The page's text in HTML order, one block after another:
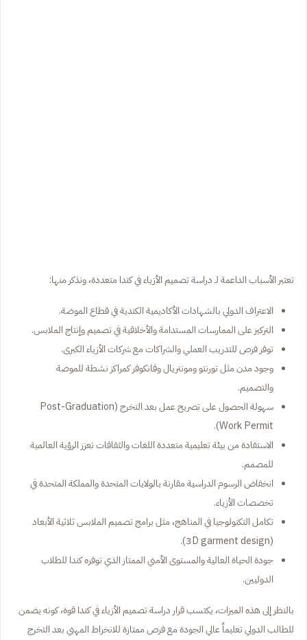
تعتبر الأسباب الداعمة لـ دراسة تصميم الأزياء في كندا متعددة، ونذكر منها:
الاعتراف الدولي بالشهادات الأكاديمية الكندية في قطاع الموضة.
التركيز على الممارسات المستدامة والأخلاقية في تصميم وإنتاج الملابس.
توفر فرص للتدريب العملي والشراكات مع شركات الأزياء الكبرى.
وجود مدن مثل تورنتو ومونتريال وفانكوفر كمراكز نشطة للموضة
والتصميم.
سهولة الحصول على تصريح عمل بعد التخرج (Post-Graduation
Work Permit).
الاستفادة من بيئة تعليمية متعددة اللغات والثقافات تعزز الرؤية العالمية
للمصمم.
انخفاض الرسوم الدراسية مقارنة بالولايات المتحدة والمملكة المتحدة في
تخصصات الأزياء.
تكامل التكنولوجيا في المناهج، مثل برامج تصميم الملابس ثلاثية الأبعاد
(3D garment design).
جودة الحياة العالية والمستوى الأمني الممتاز الذي توفره كندا للطلاب
الدوليين.
بالنظر إلى هذه الميزات، يكتسب قرار دراسة تصميم الأزياء في كندا قوة، كونه يضمن
للطالب الدولي تعليماً عالي الجودة مع فرص ممتازة للانخراط المهني بعد التخرج